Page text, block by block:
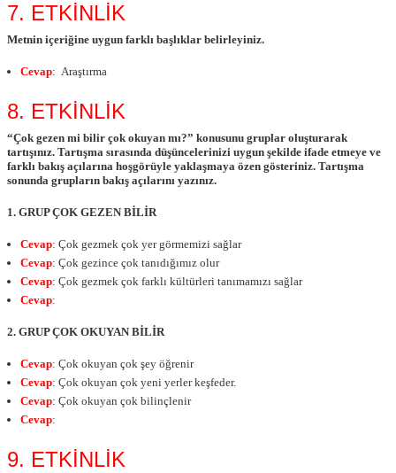
7. ETKİNLİK
Metnin içeriğine uygun farklı başlıklar belirleyiniz.
Cevap: Araştırma
8. ETKİNLİK
“Çok gezen mi bilir çok okuyan mı?” konusunu gruplar oluşturarak
tartışınız. Tartışma sırasında düşüncelerinizi uygun şekilde ifade etmeye ve
farklı bakış açılarına hoşgörüyle yaklaşmaya özen gösteriniz. Tartışma
sonunda grupların bakış açılarını yazınız.
1. GRUP ÇOK GEZEN BİLİR
Cevap: Çok gezmek çok yer görmemizi sağlar
Cevap: Çok gezince çok tanıdığımız olur
Cevap: Çok gezmek çok farklı kültürleri tanımamızı sağlar
Cevap:
2. GRUP ÇOK OKUYAN BİLİR
Cevap: Çok okuyan çok şey öğrenir
Cevap: Çok okuyan çok yeni yerler keşfeder.
Cevap: Çok okuyan çok bilinçlenir
Cevap:
9. ETKİNLİK